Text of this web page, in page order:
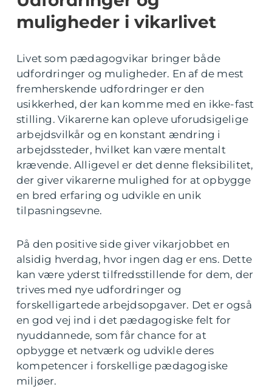
muligheder i vikarlivet
Livet som pædagogvikar bringer både
udfordringer og muligheder. En af de mest
fremherskende udfordringer er den
usikkerhed, der kan komme med en ikke-fast
stilling. Vikarerne kan opleve uforudsigelige
arbejdsvilkår og en konstant ændring i
arbejdssteder, hvilket kan være mentalt
krævende. Alligevel er det denne fleksibilitet,
der giver vikarerne mulighed for at opbygge
en bred erfaring og udvikle en unik
tilpasningsevne.
På den positive side giver vikarjobbet en
alsidig hverdag, hvor ingen dag er ens. Dette
kan være yderst tilfredsstillende for dem, der
trives med nye udfordringer og
forskelligartede arbejdsopgaver. Det er også
en god vej ind i det pædagogiske felt for
nyuddannede, som får chance for at
opbygge et netværk og udvikle deres
kompetencer i forskellige pædagogiske
miljøer.